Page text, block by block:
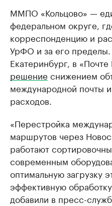
ММПО «Кольцово» —
федеральном округе,
корреспонденцию и
УрФО и за его
Екатеринбург, в
решение снижением
международной почты
расходов.
«Перестройка
маршрутов через
работают
современным
оптимальную загрузку
эффективную
добавили в пресс-